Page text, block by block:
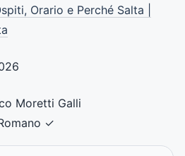
Orario e Perché Salta |
Moretti Galli
✓